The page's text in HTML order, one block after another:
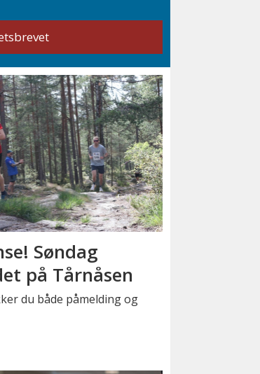
Søndag
på Tårnåsen
du både påmelding og